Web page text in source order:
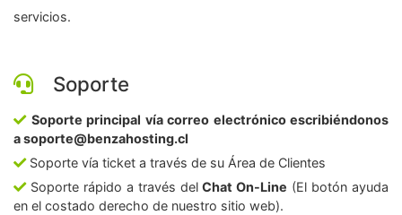
servicios.
Soporte
Soporte principal vía correo electrónico escribiéndonos
a soporte@benzahosting.cl
Soporte vía ticket a través de su Área de Clientes
Soporte rápido a través delChat On-Line (El botón ayuda
en el costado derecho de nuestro sitio web).